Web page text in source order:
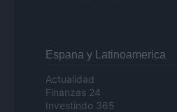
Espana y Latinoamerica
Actualidad
Finanzas 24
Investindo 365